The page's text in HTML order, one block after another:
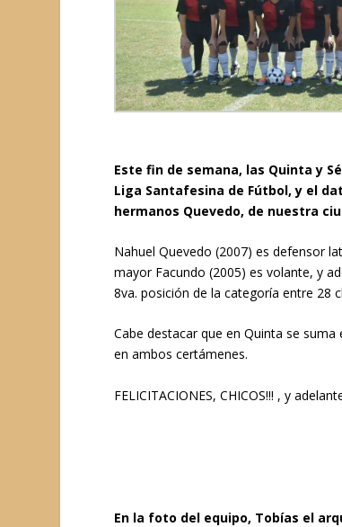
Este fin de semana, las Quinta y
Liga Santafesina de Fútbol, y el
hermanos Quevedo, de nuestra
Nahuel Quevedo (2007) es defensor
mayor Facundo (2005) es volante, y
8va. posición de la categoría entre 28
Cabe destacar que en Quinta se
en ambos certámenes.
FELICITACIONES, CHICOS!!! , y
En la foto del equipo, Tobías el